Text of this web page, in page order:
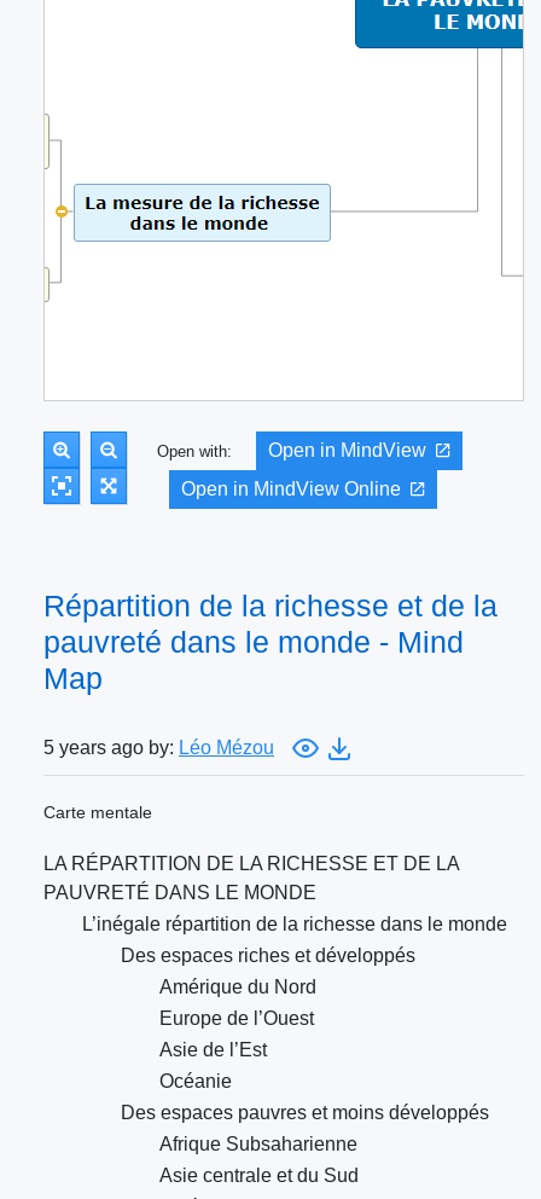
Open with:
Open in MindView
Open in MindView Online
Répartition de la richesse et de la
pauvreté dans le monde - Mind
Map
5 years ago by: Léo Mézou
Carte mentale
LA RÉPARTITION DE LA RICHESSE ET DE LA
PAUVRETÉ DANS LE MONDE
L’inégale répartition de la richesse dans le monde
Des espaces riches et développés
Amérique du Nord
Europe de l’Ouest
Asie de l’Est
Océanie
Des espaces pauvres et moins développés
Afrique Subsaharienne
Asie centrale et du Sud